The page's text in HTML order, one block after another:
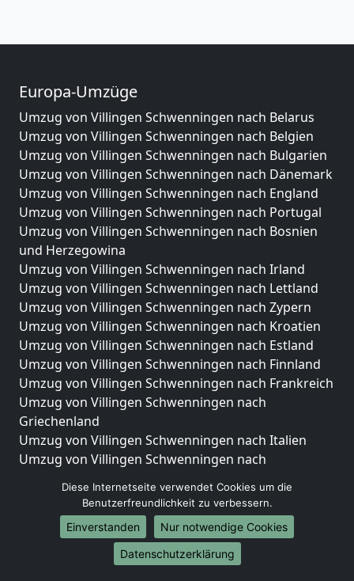
Europa-Umzüge
Umzug von Villingen Schwenningen nach Belarus
Umzug von Villingen Schwenningen nach Belgien
Umzug von Villingen Schwenningen nach Bulgarien
Umzug von Villingen Schwenningen nach Dänemark
Umzug von Villingen Schwenningen nach England
Umzug von Villingen Schwenningen nach Portugal
Umzug von Villingen Schwenningen nach Bosnien
und Herzegowina
Umzug von Villingen Schwenningen nach Irland
Umzug von Villingen Schwenningen nach Lettland
Umzug von Villingen Schwenningen nach Zypern
Umzug von Villingen Schwenningen nach Kroatien
Umzug von Villingen Schwenningen nach Estland
Umzug von Villingen Schwenningen nach Finnland
Umzug von Villingen Schwenningen nach Frankreich
Umzug von Villingen Schwenningen nach
Griechenland
Umzug von Villingen Schwenningen nach Italien
Umzug von Villingen Schwenningen nach
Umzug von Villingen Schwenningen nach
Luxemburg
Umzug von Villingen Schwenningen nach
Diese Internetseite verwendet Cookies um die
Benutzerfreundlichkeit zu verbessern.
Einverstanden
Nur notwendige Cookies
Datenschutzerklärung